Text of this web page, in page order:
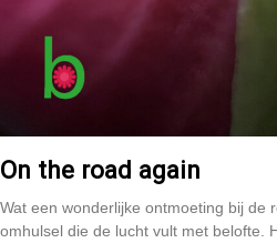
On the road again
Wat een wonderlijke ontmoeting bij de
omhulsel die de lucht vult met belofte.